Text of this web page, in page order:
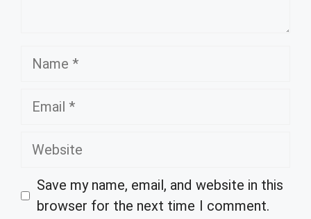
Name
Email
Website
Save my name, email, and website in this
browser for the next time I comment.